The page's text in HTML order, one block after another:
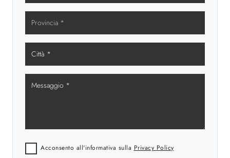
Acconsento all'informativa sulla Privacy Policy